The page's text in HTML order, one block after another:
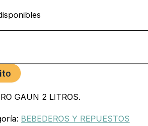
GAUN 2 LITROS.
BEBEDEROS Y REPUESTOS